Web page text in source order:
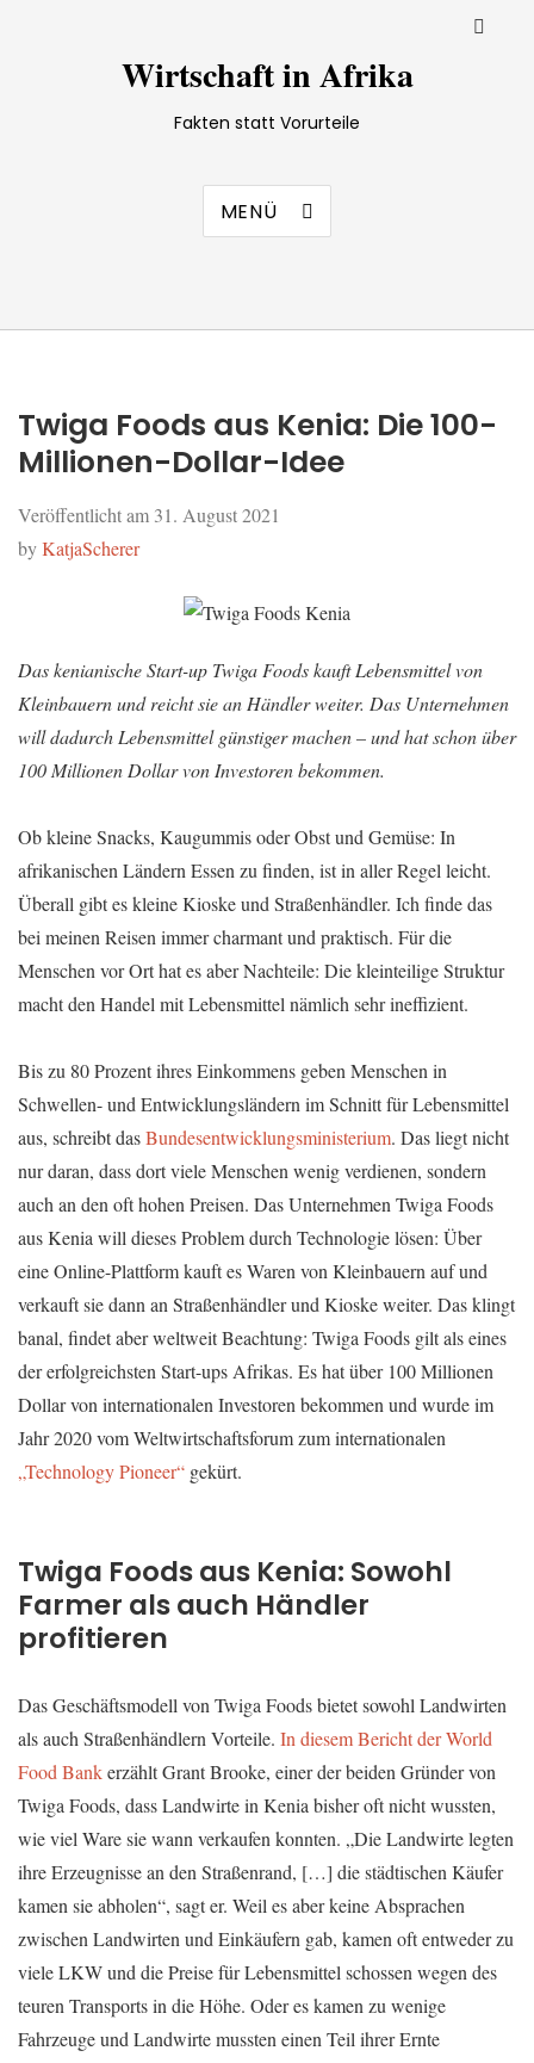
Wirtschaft in Afrika
Fakten statt Vorurteile
MENÜ
Twiga Foods aus Kenia: Die 100-
Millionen-Dollar-Idee
Veröffentlicht am 31. August 2021
byKatjaScherer
Das kenianische Start-up Twiga Foods kauft Lebensmittel von
Kleinbauern und reicht sie an Händler weiter. Das Unternehmen
will dadurch Lebensmittel günstiger machen – und hat schon über
100 Millionen Dollar von Investoren bekommen.
Ob kleine Snacks, Kaugummis oder Obst und Gemüse: In
afrikanischen Ländern Essen zu finden, ist in aller Regel leicht.
Überall gibt es kleine Kioske und Straßenhändler. Ich finde das
bei meinen Reisen immer charmant und praktisch. Für die
Menschen vor Ort hat es aber Nachteile: Die kleinteilige Struktur
macht den Handel mit Lebensmittel nämlich sehr ineffizient.
Bis zu 80 Prozent ihres Einkommens geben Menschen in
Schwellen- und Entwicklungsländern im Schnitt für Lebensmittel
aus, schreibt dasBundesentwicklungsministerium. Das liegt nicht
nur daran, dass dort viele Menschen wenig verdienen, sondern
auch an den oft hohen Preisen. Das Unternehmen Twiga Foods
aus Kenia will dieses Problem durch Technologie lösen: Über
eine Online-Plattform kauft es Waren von Kleinbauern auf und
verkauft sie dann an Straßenhändler und Kioske weiter. Das klingt
banal, findet aber weltweit Beachtung: Twiga Foods gilt als eines
der erfolgreichsten Start-ups Afrikas. Es hat über 100 Millionen
Dollar von internationalen Investoren bekommen und wurde im
Jahr 2020 vom Weltwirtschaftsforum zum internationalen
„Technology Pioneer“ gekürt.
Twiga Foods aus Kenia: Sowohl
Farmer als auch Händler
profitieren
Das Geschäftsmodell von Twiga Foods bietet sowohl Landwirten
als auch Straßenhändlern Vorteile. In diesem Bericht der World
Food Bankerzählt Grant Brooke, einer der beiden Gründer von
Twiga Foods, dass Landwirte in Kenia bisher oft nicht wussten,
wie viel Ware sie wann verkaufen konnten. „Die Landwirte legten
ihre Erzeugnisse an den Straßenrand, […] die städtischen Käufer
kamen sie abholen“, sagt er. Weil es aber keine Absprachen
zwischen Landwirten und Einkäufern gab, kamen oft entweder zu
viele LKW und die Preise für Lebensmittel schossen wegen des
teuren Transports in die Höhe. Oder es kamen zu wenige
Fahrzeuge und Landwirte mussten einen Teil ihrer Ernte